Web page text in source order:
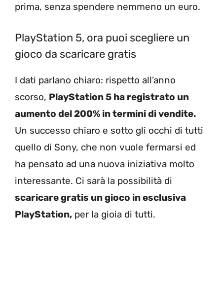
prima, senza spendere nemmeno un euro.
PlayStation 5, ora puoi scegliere un
gioco da scaricare gratis
I dati parlano chiaro: rispetto all’anno
scorso, PlayStation 5 ha registrato un
aumento del 200% in termini di vendite.
Un successo chiaro e sotto gli occhi di tutti
quello di Sony, che non vuole fermarsi ed
ha pensato ad una nuova iniziativa molto
interessante. Ci sarà la possibilità di
scaricare gratis un gioco in esclusiva
PlayStation, per la gioia di tutti.